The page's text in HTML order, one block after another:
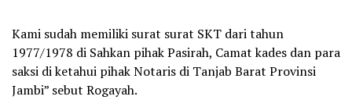
Kami sudah memiliki surat surat SKT dari tahun
1977/1978 di Sahkan pihak Pasirah, Camat kades dan para
saksi di ketahui pihak Notaris di Tanjab Barat Provinsi
Jambi” sebut Rogayah.